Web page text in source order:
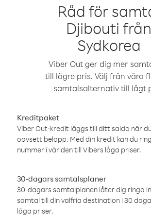
Råd för
Djibouti från
Sydkorea
Viber Out ger dig mer
till lägre pris. Välj från våra
samtalsalternativ till lågt
Kreditpaket
Viber Out-kredit läggs till ditt saldo när
oavsett belopp. Med din kredit kan du
nummer i världen till Vibers låga priser.
30-dagars samtalsplaner
30-dagars samtalplanen låter dig ringa
samtal till din valfria destination i 30
låga priser.